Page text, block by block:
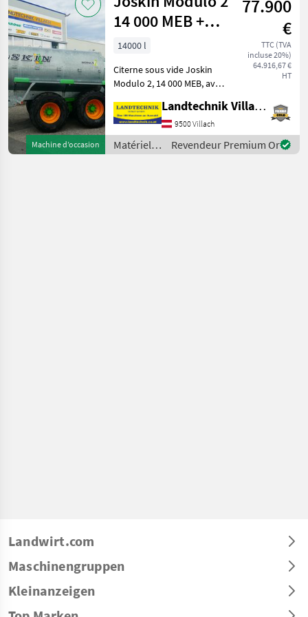
fertilisation
et
irrigation
Machine d’occasion
14 000 MEB +
Pendislide
105/42 PS1
77.900
€
TTC (TVA
incluse 20%)
64.916,67 €
HT
14000 l
Citerne sous vide Joskin
Modulo 2, 14 000 MEB, avec
tandem, avec essieu
suiveur hydraulique essieu
suiveur, avec pneumatiques
: 650/55R26,
Landtechnik Villach GmbH
9500 Villach
Matériels
de
Revendeur Premium Or
Landwirt.com
Maschinengruppen
Kleinanzeigen